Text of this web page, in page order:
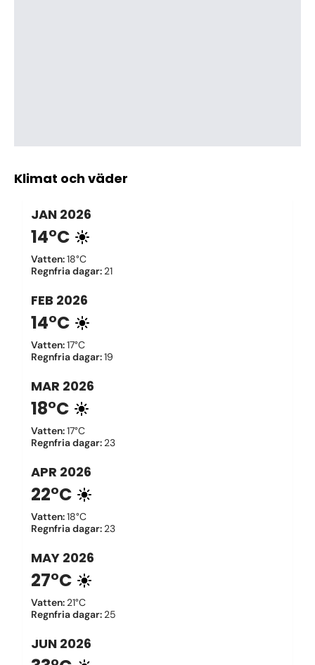
Klimat och väder
JAN 2026
14°C
Vatten:18°C
Regnfria dagar: 21
FEB 2026
14°C
Vatten:17°C
Regnfria dagar:19
MAR 2026
18°C
Vatten:17°C
Regnfria dagar: 23
APR 2026
22°C
Vatten:18°C
Regnfria dagar: 23
MAY 2026
27°C
Vatten: 21°C
Regnfria dagar: 25
JUN 2026